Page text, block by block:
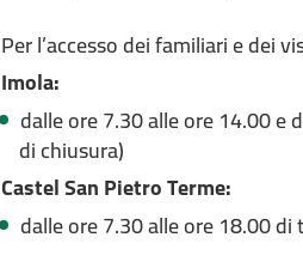
Per l’accesso dei familiari e dei
Imola:
dalle ore 7.30 alle ore 14.00 e
di chiusura)
Castel San Pietro Terme:
dalle ore 7.30 alle ore 18.00